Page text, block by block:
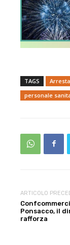
TAGS
personale
ARTICOLO
Ponsacco, il
rafforza